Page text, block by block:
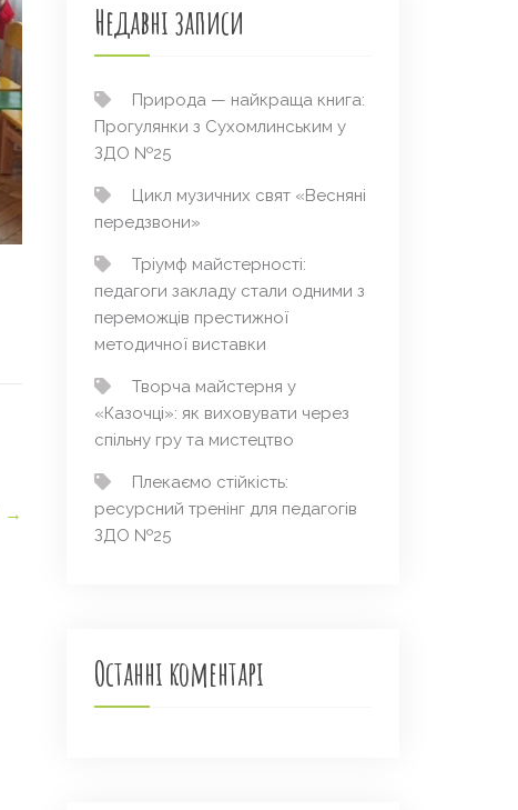
→
Недавні записи
Природа — найкраща книга:
Прогулянки з Сухомлинським у
ЗДО №25
Цикл музичних свят «Весняні
передзвони»
Тріумф майстерності:
педагоги закладу стали одними з
переможців престижної
методичної виставки
Творча майстерня у
«Казочці»: як виховувати через
спільну гру та мистецтво
Плекаємо стійкість:
ресурсний тренінг для педагогів
ЗДО №25
Останні коментарі